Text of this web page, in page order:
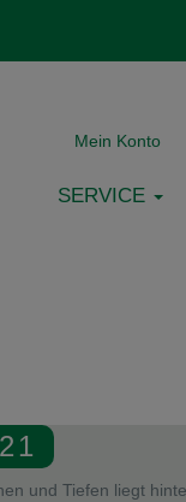
Mein Konto
SERVICE
und Tiefen liegt